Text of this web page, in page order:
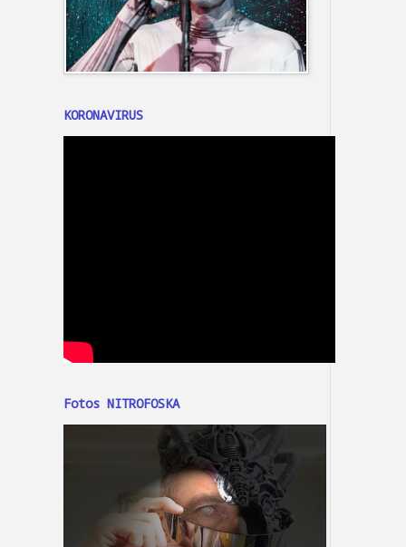
KORONAVIRUS
Fotos NITROFOSKA